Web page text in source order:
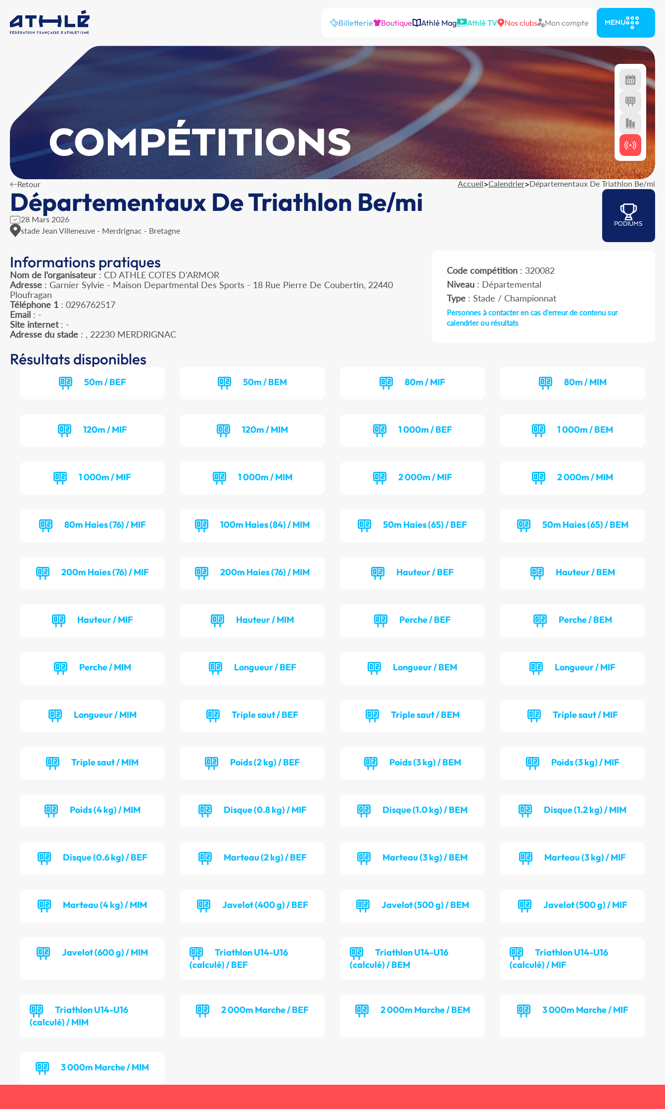
Billetterie Boutique Athlé Mag Athlé TV Nos clubs Mon compte MENU
COMPÉTITIONS
Retour Accueil>Calendrier>Départementaux De Triathlon Be/mi
Départementaux De Triathlon Be/mi
28 Mars 2026
stade Jean Villeneuve - Merdrignac - Bretagne
PODIUMS
Informations pratiques
Nom de l’organisateur : CD ATHLE COTES D'ARMOR
Adresse : Garnier Sylvie - Maison Departmental Des Sports - 18 Rue Pierre De Coubertin, 22440
Ploufragan
Téléphone 1 : 0296762517
Email : -
Site internet: -
Adresse du stade : , 22230 MERDRIGNAC
Code compétition : 320082
Niveau : Départemental
Type : Stade / Championnat
Personnes à contacter en cas d'erreur de contenu sur
calendrier ou résultats
Résultats disponibles
50m / BEF 50m / BEM 80m / MIF 80m / MIM
120m / MIF 120m / MIM 1 000m / BEF 1 000m / BEM
1 000m / MIF 1 000m / MIM 2 000m / MIF 2 000m / MIM
80m Haies (76) / MIF 100m Haies (84) / MIM 50m Haies (65) / BEF 50m Haies (65) / BEM
200m Haies (76) / MIF 200m Haies (76) / MIM Hauteur / BEF Hauteur / BEM
Hauteur / MIF Hauteur / MIM Perche / BEF Perche / BEM
Perche / MIM Longueur / BEF Longueur / BEM Longueur / MIF
Longueur / MIM Triple saut / BEF Triple saut / BEM Triple saut / MIF
Triple saut / MIM Poids (2 kg) / BEF Poids (3 kg) / BEM Poids (3 kg) / MIF
Poids (4 kg) / MIM Disque (0.8 kg) / MIF Disque (1.0 kg) / BEM Disque (1.2 kg) / MIM
Disque (0.6 kg) / BEF Marteau (2 kg) / BEF Marteau (3 kg) / BEM Marteau (3 kg) / MIF
Marteau (4 kg) / MIM Javelot (400 g) / BEF Javelot (500 g) / BEM Javelot (500 g) / MIF
Javelot (600 g) / MIM
Triathlon U14-U16
(calculé) / BEF
Triathlon U14-U16
(calculé) / BEM
Triathlon U14-U16
(calculé) / MIF
Triathlon U14-U16
(calculé) / MIM
2 000m Marche / BEF 2 000m Marche / BEM 3 000m Marche / MIF
3 000m Marche / MIM